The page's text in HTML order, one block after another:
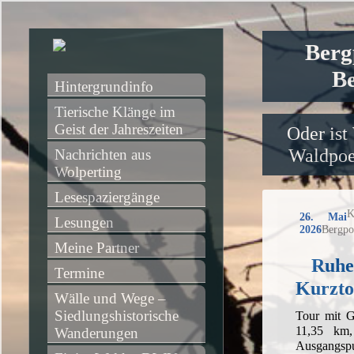
Oder ist
26. Mai
2026
Tour mit
11,35
Hintergrundinfo
Tierische Klänge im
Geist der Jahreszeiten
Nachrichten aus
Wolperting
Lesespaziergänge
Lesungen
Meine Partner
Termine
Wälle und Wege –
Siedlungshistorische
Wanderungen